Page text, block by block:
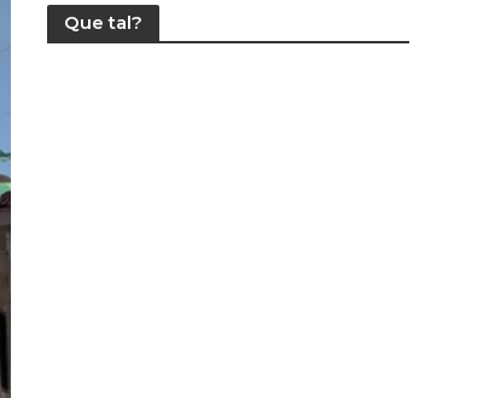
Que tal?